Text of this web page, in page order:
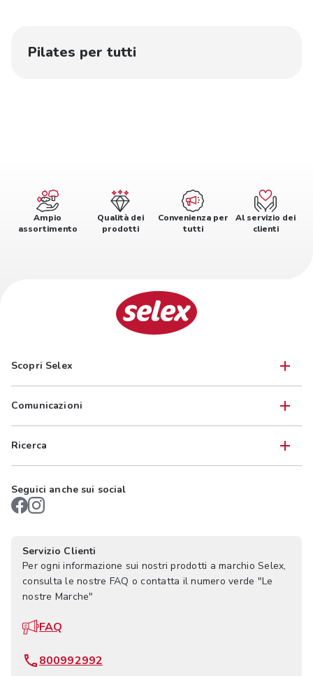
Pilates per tutti
Ampio
assortimento
Qualità dei
prodotti
Convenienza per
tutti
Al servizio dei
clienti
Scopri Selex
Comunicazioni
Ricerca
Seguici anche sui social
Servizio Clienti
Per ogni informazione sui nostri prodotti a marchio Selex,
consulta le nostre FAQ o contatta il numero verde "Le
nostre Marche"
FAQ
800992992